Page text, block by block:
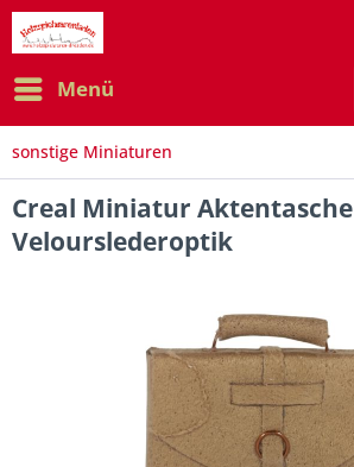
Menü
sonstige Miniaturen
Creal Miniatur Aktentasche
Velourslederoptik